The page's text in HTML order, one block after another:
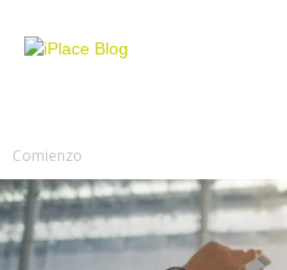
Comienzo